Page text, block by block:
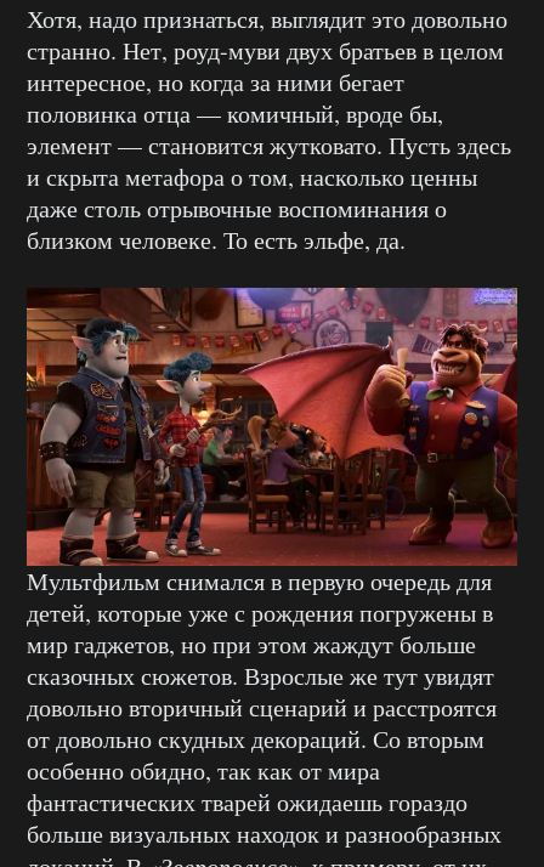
Хотя, надо признаться, выглядит это довольно
странно. Нет, роуд-муви двух братьев в целом
интересное, но когда за ними бегает
половинка отца — комичный, вроде бы,
элемент — становится жутковато. Пусть здесь
и скрыта метафора о том, насколько ценны
даже столь отрывочные воспоминания о
близком человеке. То есть эльфе, да.
Мультфильм снимался в первую очередь для
детей, которые уже с рождения погружены в
мир гаджетов, но при этом жаждут больше
сказочных сюжетов. Взрослые же тут увидят
довольно вторичный сценарий и расстроятся
от довольно скудных декораций. Со вторым
особенно обидно, так как от мира
фантастических тварей ожидаешь гораздо
больше визуальных находок и разнообразных